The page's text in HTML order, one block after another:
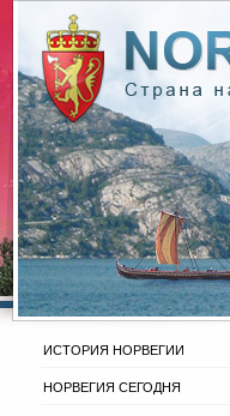
ИСТОРИЯ НОРВЕГИИ
НОРВЕГИЯ СЕГОДНЯ